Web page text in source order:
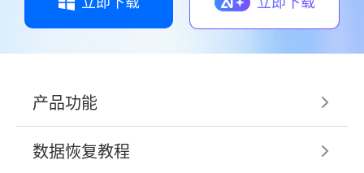
产品功能
数据恢复教程